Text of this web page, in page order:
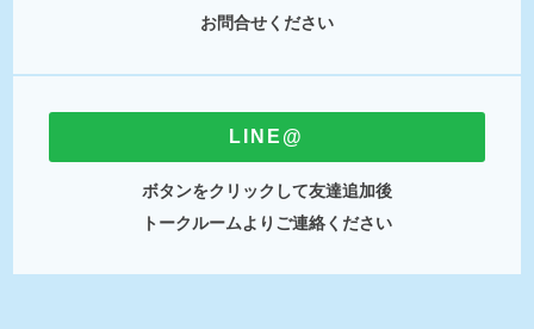
お問合せください
LINE@
ボタンをクリックして友達追加後
トークルームよりご連絡ください